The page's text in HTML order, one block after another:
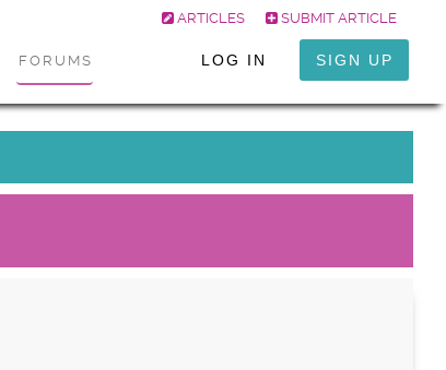
ARTICLES SUBMIT ARTICLE
FORUMS LOG IN SIGN UP